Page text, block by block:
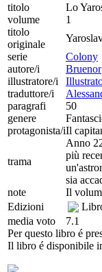
titolo
Lo
volume
1
titolo
originale
serie
Colony
autore/i
Bruenor
illustratore/i
traduttore/i
paragrafi
50
genere
protagonista/iIl
trama
Anno
più
sia
note
Il
Edizioni
media voto
7.1
Per questo libro é
Il libro é disponibile